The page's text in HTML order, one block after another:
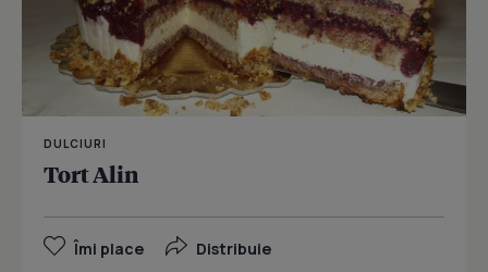
DULCIURI
Tort Alin
Îmi place Distribuie